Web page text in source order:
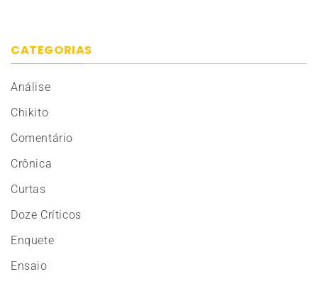
CATEGORIAS
Análise
Chikito
Comentário
Crônica
Curtas
Doze Críticos
Enquete
Ensaio